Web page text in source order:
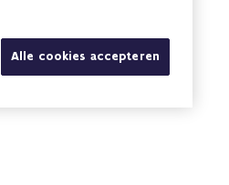
Zoeken
Alle cookies accepteren